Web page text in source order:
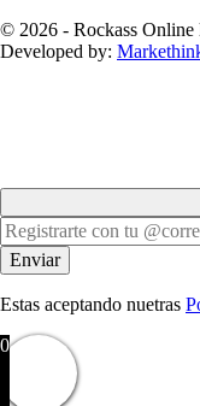
© 2026 - Rockass Online
Developed by:
Estas aceptando nuetras
0